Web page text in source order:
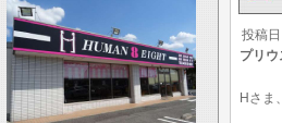
投稿日
プリ
Hさま